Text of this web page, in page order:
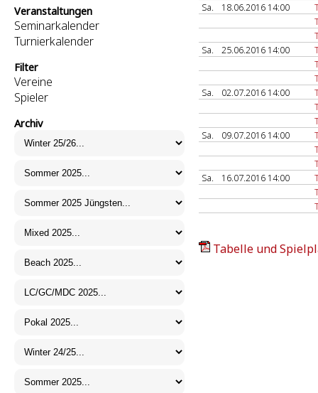
Veranstaltungen
Seminarkalender
Turnierkalender
Filter
Vereine
Spieler
Archiv
Sa.
18.06.2016 14:00
Sa.
25.06.2016 14:00
Sa.
02.07.2016 14:00
Sa.
09.07.2016 14:00
Sa.
16.07.2016 14:00
Tabelle und